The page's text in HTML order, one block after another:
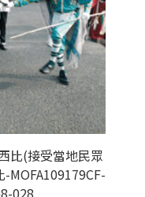
比(接受當地民眾
MOFA109179CF-
028